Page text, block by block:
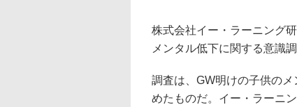
株式会社イー・ラーニング
メンタル低下に関する意識
調査は、GW明けの子供の
めたものだ。イー・ラーニ